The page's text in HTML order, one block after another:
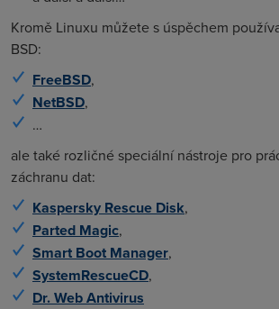
Kromě Linuxu můžete s úspěchem
BSD:
FreeBSD,
NetBSD,
…
ale také rozličné speciální nástroje pro
záchranu dat:
Kaspersky Rescue Disk,
Parted Magic,
Smart Boot Manager,
SystemRescueCD,
Dr. Web Antivirus